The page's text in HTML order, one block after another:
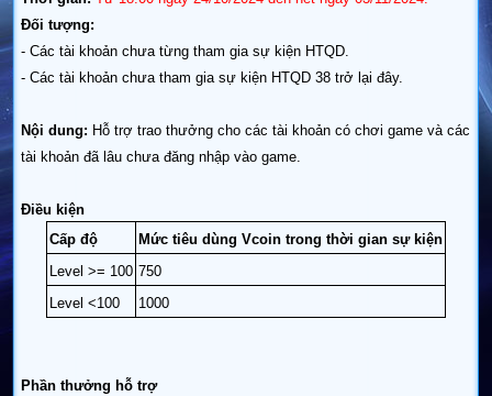
Đối tượng:
- Các tài khoản chưa từng tham gia sự kiện HTQD.
- Các tài khoản chưa tham gia sự kiện HTQD 38 trở lại đây.
Nội dung: Hỗ trợ trao thưởng cho các tài khoản có chơi game và các
tài khoản đã lâu chưa đăng nhập vào game.
Điều kiện
Cấp độ
Mức tiêu dùng Vcoin trong thời gian sự kiện
Level >= 100 750
Level <100
1000
Phần thưởng hỗ trợ